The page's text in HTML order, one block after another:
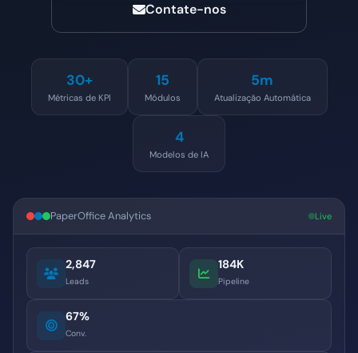
Contate-nos
30+
Métricas de KPI
15
Módulos
5m
Atualização Automática
4
Modelos de IA
PaperOffice Analytics Live
2,847
Leads
184K
Pipeline
67%
Conv.